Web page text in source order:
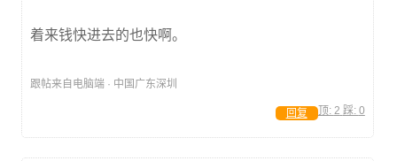
着来钱快进去的也快啊。
跟帖来自电脑端 · 中国广东深圳
顶: 2 踩: 0
回复